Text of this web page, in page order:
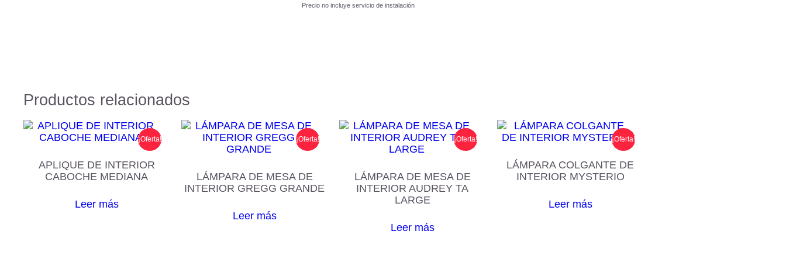
Precio no incluye servicio de instalación
Productos relacionados
¡Oferta!
APLIQUE DE INTERIOR
CABOCHE MEDIANA
Leer más
¡Oferta!
LÁMPARA DE MESA DE
INTERIOR GREGG GRANDE
Leer más
¡Oferta!
LÁMPARA DE MESA DE
INTERIOR AUDREY TA
LARGE
Leer más
¡Oferta!
LÁMPARA COLGANTE DE
INTERIOR MYSTERIO
Leer más